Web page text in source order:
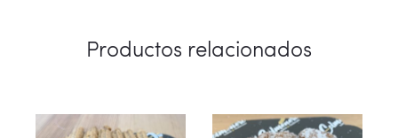
Productos relacionados